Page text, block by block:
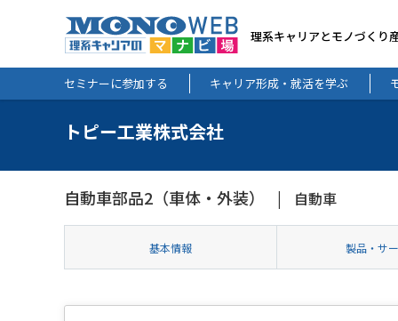
理系キャリアとモノづくり
セミナーに参加する キャリア形成・就活を学ぶ
トピー工業株式会社
自動車部品2（車体・外装） 自動車
基本情報 製品・サ